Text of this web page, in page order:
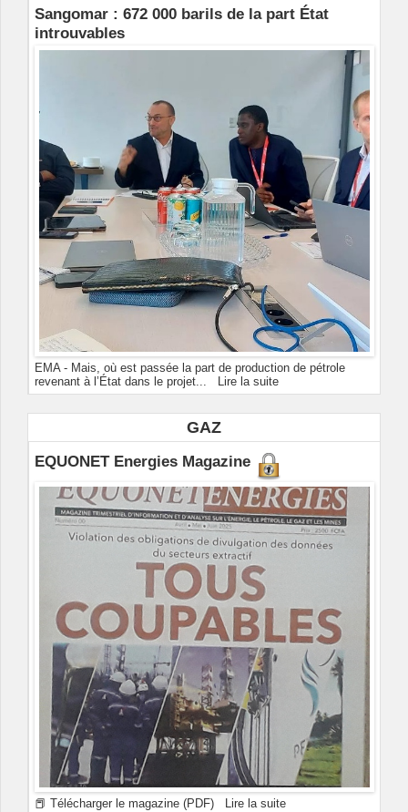
Sangomar : 672 000 barils de la part État
introuvables
EMA - Mais, où est passée la part de production de pétrole
revenant à l’État dans le projet...
Lire la suite
GAZ
EQUONET Energies Magazine
📕 Télécharger le magazine (PDF) Lire la suite